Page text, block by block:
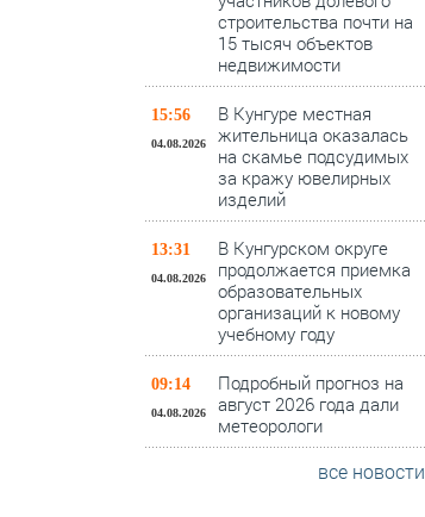
строительства почти на
15 тысяч объектов
недвижимости
15:56
04.08.2026
В Кунгуре местная
жительница оказалась
на скамье подсудимых
за кражу ювелирных
изделий
13:31
04.08.2026
В Кунгурском округе
продолжается приемка
образовательных
организаций к новому
учебному году
09:14
04.08.2026
Подробный прогноз на
август 2026 года дали
метеорологи
все новости